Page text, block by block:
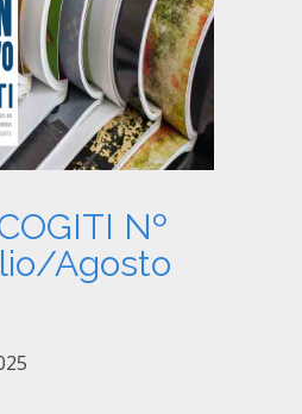
Nº
Agosto